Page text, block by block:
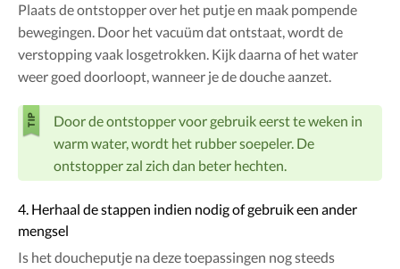
Plaats de ontstopper over het putje en maak pompende
bewegingen. Door het vacuüm dat ontstaat, wordt de
verstopping vaak losgetrokken. Kijk daarna of het water
weer goed doorloopt, wanneer je de douche aanzet.
Door de ontstopper voor gebruik eerst te weken in
warm water, wordt het rubber soepeler. De
ontstopper zal zich dan beter hechten.
4. Herhaal de stappen indien nodig of gebruik een ander
mengsel
Is het doucheputje na deze toepassingen nog steeds